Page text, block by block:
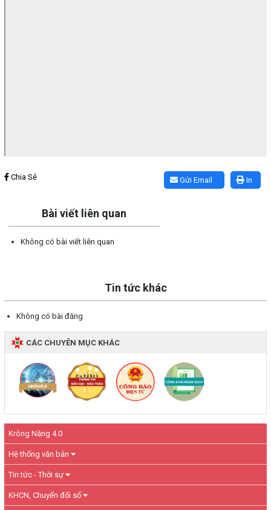
Krông Năng 4.0
Hệ thống văn bản
Tin tức - Thời sự
KHCN, Chuyển đổi số
In
Gửi Email
Chia Sẻ
Bài viết liên quan
Không có bài viết liên quan
Tin tức khác
Không có bài đăng
CÁC CHUYÊN MỤC KHÁC